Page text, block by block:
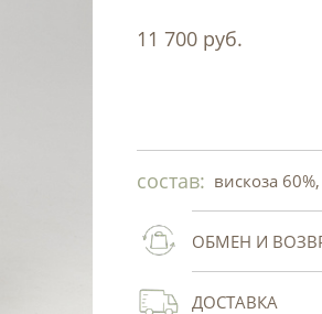
11 700 руб.
состав: вискоза
ОБМЕН И
ДОСТАВКА